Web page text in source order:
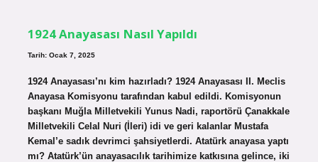
1924 Anayasası Nasıl Yapıldı
Tarih: Ocak 7, 2025
1924 Anayasası’nı kim hazırladı? 1924 Anayasası II. Meclis
Anayasa Komisyonu tarafından kabul edildi. Komisyonun
başkanı Muğla Milletvekili Yunus Nadi, raportörü Çanakkale
Milletvekili Celal Nuri (İleri) idi ve geri kalanlar Mustafa
Kemal’e sadık devrimci şahsiyetlerdi. Atatürk anayasa yaptı
mı? Atatürk’ün anayasacılık tarihimize katkısına gelince, iki